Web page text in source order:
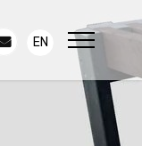
EN